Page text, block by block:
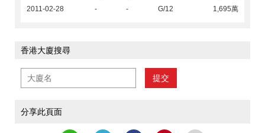
2011-02-28
- - G/12 1,695萬
香港大廈搜尋
提交
分享此頁面